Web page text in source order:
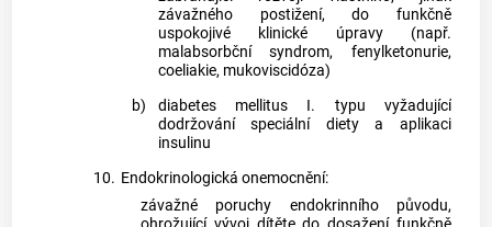
závažného postižení, do funkčně
uspokojivé klinické úpravy (např.
malabsorbční syndrom, fenylketonurie,
coeliakie, mukoviscidóza)
b)
diabetes mellitus I. typu vyžadující
dodržování speciální diety a aplikaci
insulinu
10. Endokrinologická onemocnění:
závažné poruchy endokrinního původu,